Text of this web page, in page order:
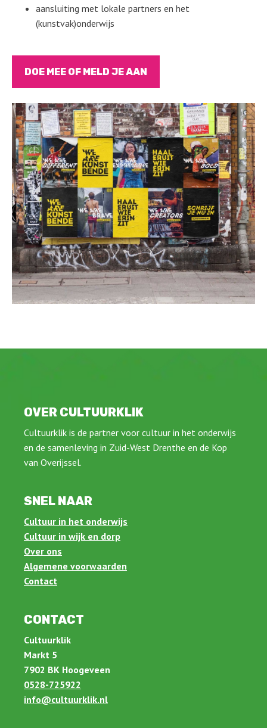
aansluiting met lokale partners en het
(kunstvak)onderwijs
DOE MEE OF MELD JE AAN
OVER CULTUURKLIK
Cultuurklik is de partner voor cultuur in het onderwijs
en de samenleving in Zuid-West Drenthe en de Kop
van Overijssel.
SNEL NAAR
Cultuur in het onderwijs
Cultuur in wijk en dorp
Over ons
Algemene voorwaarden
Contact
CONTACT
Cultuurklik
Markt 5
7902 BK Hoogeveen
0528-725922
info@cultuurklik.nl